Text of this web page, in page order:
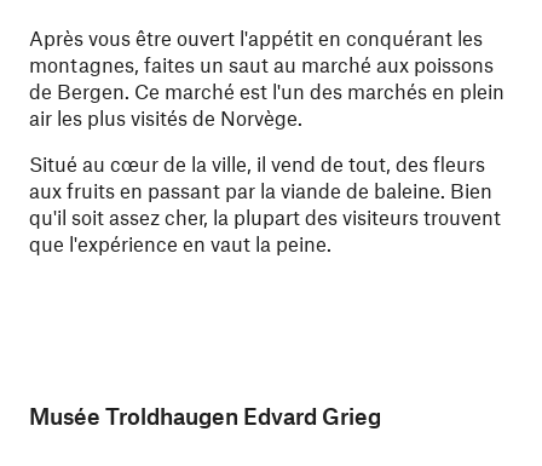
Après vous être ouvert l'appétit en conquérant les
montagnes, faites un saut au marché aux poissons
de Bergen. Ce marché est l'un des marchés en plein
air les plus visités de Norvège.
Situé au cœur de la ville, il vend de tout, des fleurs
aux fruits en passant par la viande de baleine. Bien
qu'il soit assez cher, la plupart des visiteurs trouvent
que l'expérience en vaut la peine.
Musée Troldhaugen Edvard Grieg